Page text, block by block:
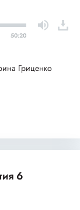
50:20
Гриценко
6